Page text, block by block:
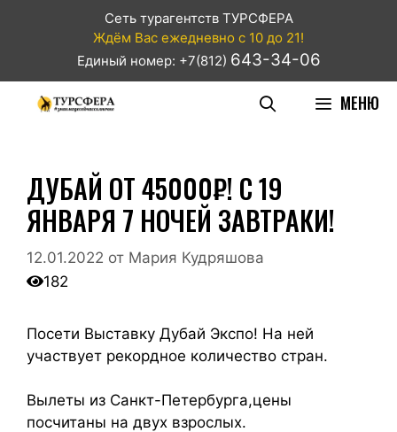
Сеть турагентств ТУРСФЕРА
Ждём Вас ежедневно с 10 до 21!
Единый номер: +7(812) 643-34-06
МЕНЮ
ДУБАЙ ОТ 45000₽! С 19
ЯНВАРЯ 7 НОЧЕЙ ЗАВТРАКИ!
12.01.2022 от Мария Кудряшова
182
Посети Выставку Дубай Экспо! На ней
участвует рекордное количество стран.
Вылеты из Санкт-Петербурга,цены
посчитаны на двух взрослых.